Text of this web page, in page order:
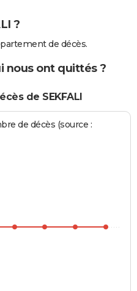
?
de décès.
nous ont quittés ?
de SEKFALI
de décès (source :